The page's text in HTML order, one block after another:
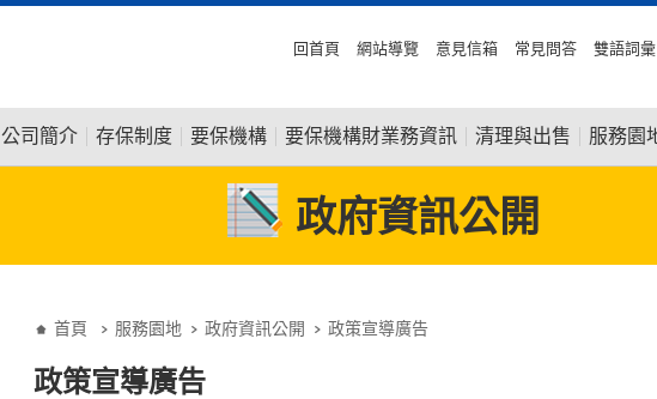
回首頁 網站導覽 意見信箱 常見問答 雙語詞彙
公司簡介 存保制度 要保機構 要保機構財業務資訊 清理與出售 服務園
政府資訊公開
首頁 服務園地 政府資訊公開 政策宣導廣告
政策宣導廣告